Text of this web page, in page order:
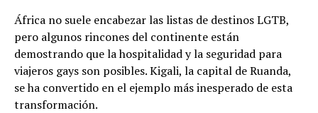
África no suele encabezar las listas de destinos LGTB,
pero algunos rincones del continente están
demostrando que la hospitalidad y la seguridad para
viajeros gays son posibles. Kigali, la capital de Ruanda,
se ha convertido en el ejemplo más inesperado de esta
transformación.